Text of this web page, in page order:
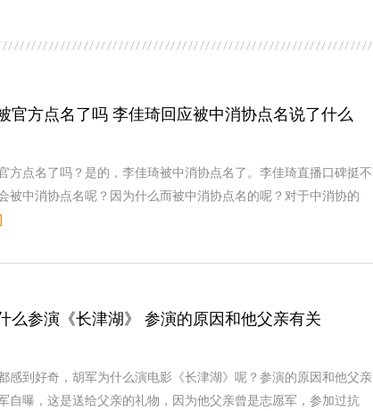
官方点名了吗 李佳琦回应被中消协点名说了什么
方点名了吗？是的，李佳琦被中消协点名了。李佳琦直播口碑挺不
被中消协点名呢？因为什么而被中消协点名的呢？对于中消协的
么参演《长津湖》 参演的原因和他父亲有关
感到好奇，胡军为什么演电影《长津湖》呢？参演的原因和他父亲
自曝，这是送给父亲的礼物，因为他父亲曾是志愿军，参加过抗